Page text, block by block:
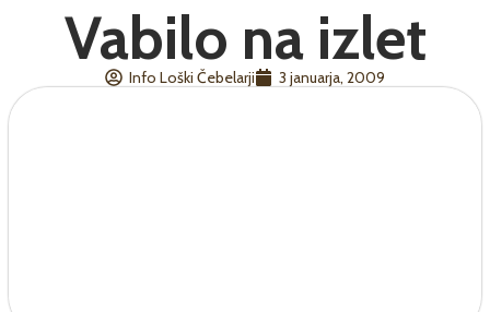
Vabilo na izlet
Info Loški Čebelarji 3 januarja, 2009